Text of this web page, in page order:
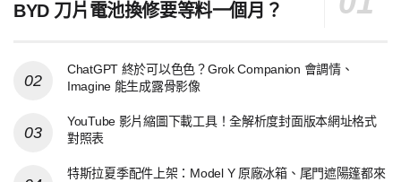
BYD 刀片電池換修要等料一個月？
ChatGPT 終於可以色色？Grok Companion 會調情、
Imagine 能生成露骨影像
YouTube 影片縮圖下載工具！全解析度封面版本網址格式
對照表
特斯拉夏季配件上架：Model Y 原廠冰箱、尾門遮陽篷都來